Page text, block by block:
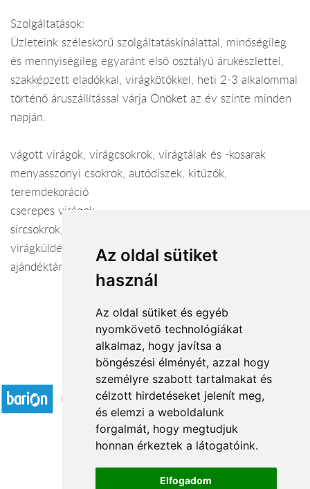
Az oldal sütiket
használ
Az oldal sütiket és egyéb
nyomkövető technológiákat
alkalmaz, hogy javítsa a
böngészési élményét, azzal hogy
személyre szabott tartalmakat és
célzott hirdetéseket jelenít meg,
és elemzi a weboldalunk
forgalmát, hogy megtudjuk
honnan érkeztek a látogatóink.
Elfogadom
Szolgáltatások:
Üzleteink széleskörű szolgáltatáskínálattal, minőségileg
és mennyiségileg egyaránt első osztályú árukészlettel,
szakképzett eladókkal, virágkötőkkel, heti 2-3 alkalommal
történő áruszállítással várja Önöket az év szinte minden
napján.
vágott virágok, virágcsokrok, virágtálak és -kosarak
menyasszonyi csokrok, autódíszek, kitűzők,
teremdekoráció
cserepes virágok
sírcsokrok, koszorúk
virágküldés
ajándéktárgyak, dekorációs kellékek
Elfogadott fizetési módok
Á.SZ.F.